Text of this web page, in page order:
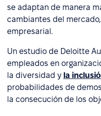
se adaptan de manera
cambiantes del
empresarial.
Un estudio de Deloitte
empleados en
la diversidad y la
probabilidades de
la consecución de los